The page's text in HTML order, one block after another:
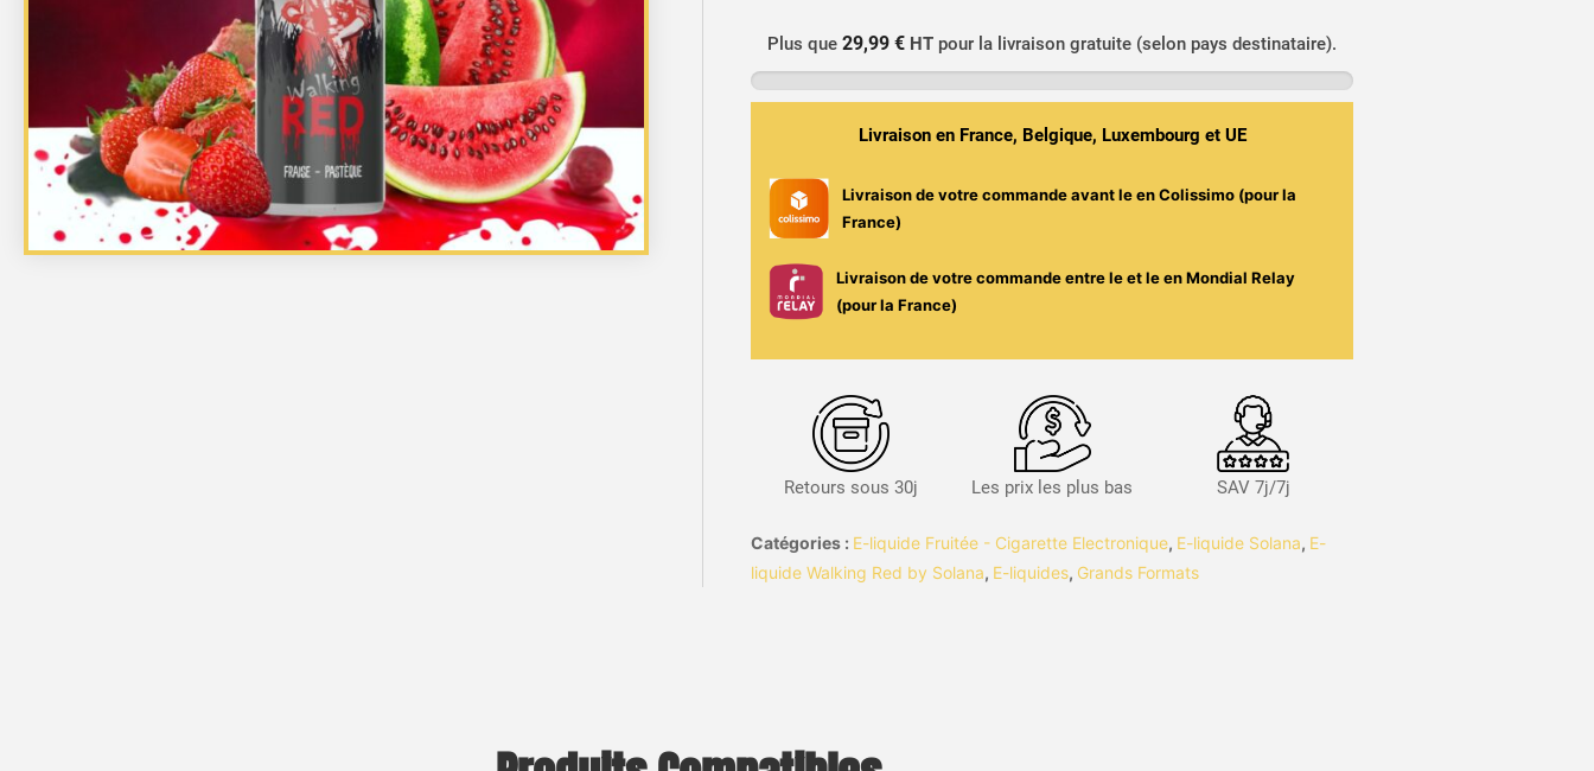
Hilltop
50ml
Red
Solana
Plus que29,99 € HT pour la livraison gratuite (selon pays destinataire).
Livraison en France, Belgique, Luxembourg et UE
Livraison de votre commande avant leen Colissimo (pour la
France)
Livraison de votre commande entre leet leen Mondial Relay
(pour la France)
Retours sous 30j Les prix les plus bas SAV 7j/7j
Catégories : E-liquide Fruitée - Cigarette Electronique, E-liquide Solana, E-
liquide Walking Red by Solana, E-liquides, Grands Formats